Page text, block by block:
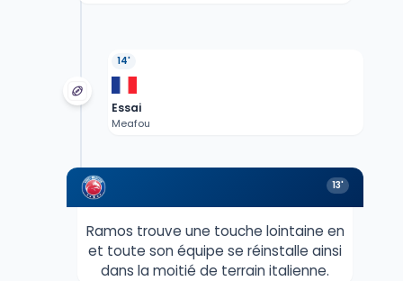
14'
Essai
Meafou
13'
Ramos trouve une touche lointaine en
et toute son équipe se réinstalle ainsi
dans la moitié de terrain italienne.